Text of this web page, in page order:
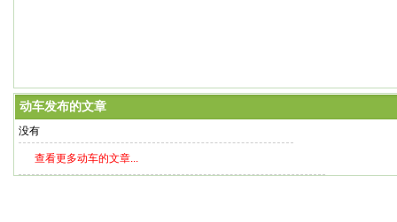
动车发布的文章
没有
查看更多动车的文章...